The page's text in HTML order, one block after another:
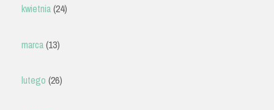
kwietnia(24)
marca(13)
lutego (26)